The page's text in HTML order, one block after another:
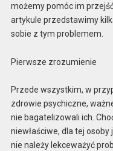
możemy pomóc im
artykule przedstawimy
sobie z tym problemem.
Pierwsze zrozumienie
Przede wszystkim, w
zdrowie psychiczne,
nie bagatelizowali ich.
niewłaściwe, dla tej
nie należy lekceważyć